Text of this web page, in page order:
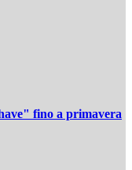
fino a primavera